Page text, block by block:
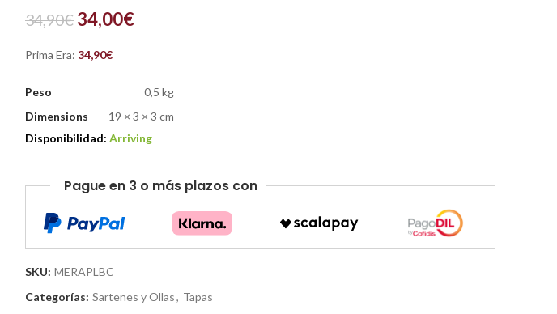
34,90€ 34,00€
Prima Era: 34,90€
Peso
0,5 kg
Dimensions
19 × 3 × 3 cm
Disponibilidad: Arriving
Pague en 3 o más plazos con
SKU: MERAPLBC
Categorías: Sartenes y Ollas, Tapas